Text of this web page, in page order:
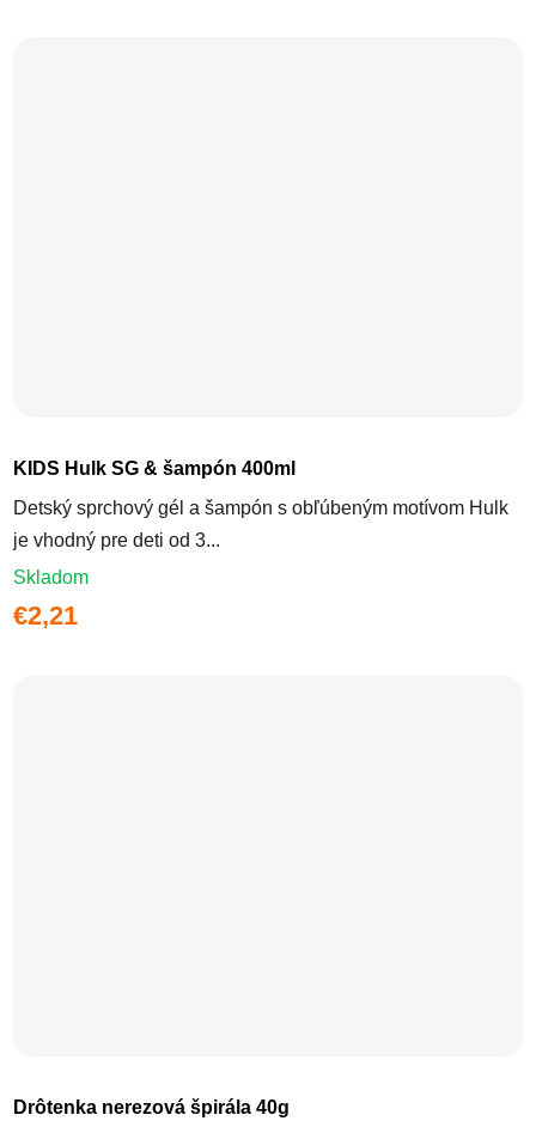
KIDS Hulk SG & šampón 400ml
Detský sprchový gél a šampón s obľúbeným motívom Hulk
je vhodný pre deti od 3...
Skladom
€2,21
Drôtenka nerezová špirála 40g